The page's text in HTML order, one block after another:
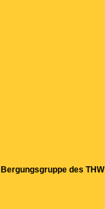
des THW